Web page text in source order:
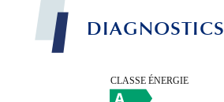
DIAGNOSTICS